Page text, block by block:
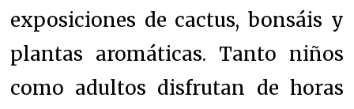
exposiciones de cactus, bonsáis y
plantas aromáticas. Tanto niños
como adultos disfrutan de horas